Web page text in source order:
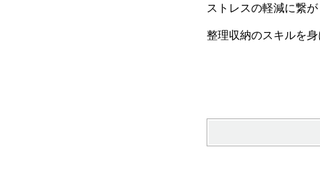
ストレスの軽減に繋
整理収納のスキルを身